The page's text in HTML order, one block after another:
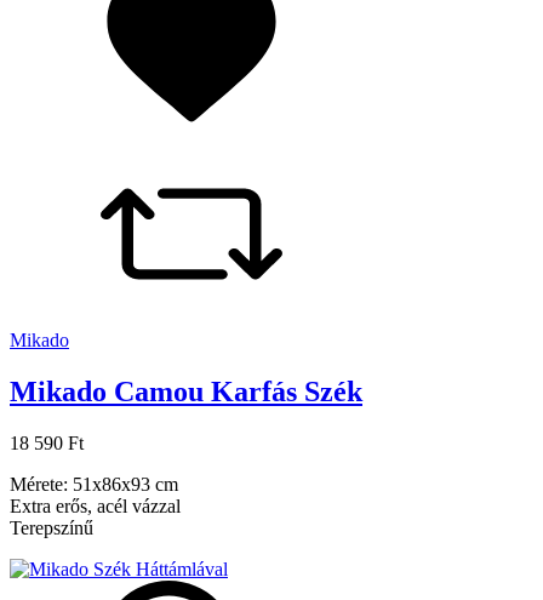
Mikado
Mikado Camou Karfás Szék
18 590 Ft
Mérete: 51x86x93 cm
Extra erős, acél vázzal
Terepszínű